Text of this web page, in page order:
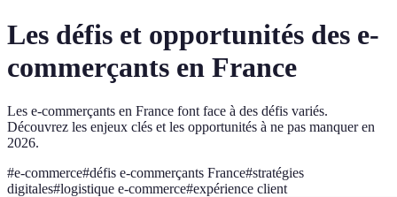
Les défis et opportunités des e-
commerçants en France
Les e-commerçants en France font face à des défis variés.
Découvrez les enjeux clés et les opportunités à ne pas manquer en
2026.
#e-commerce#défis e-commerçants France#stratégies
digitales#logistique e-commerce#expérience client